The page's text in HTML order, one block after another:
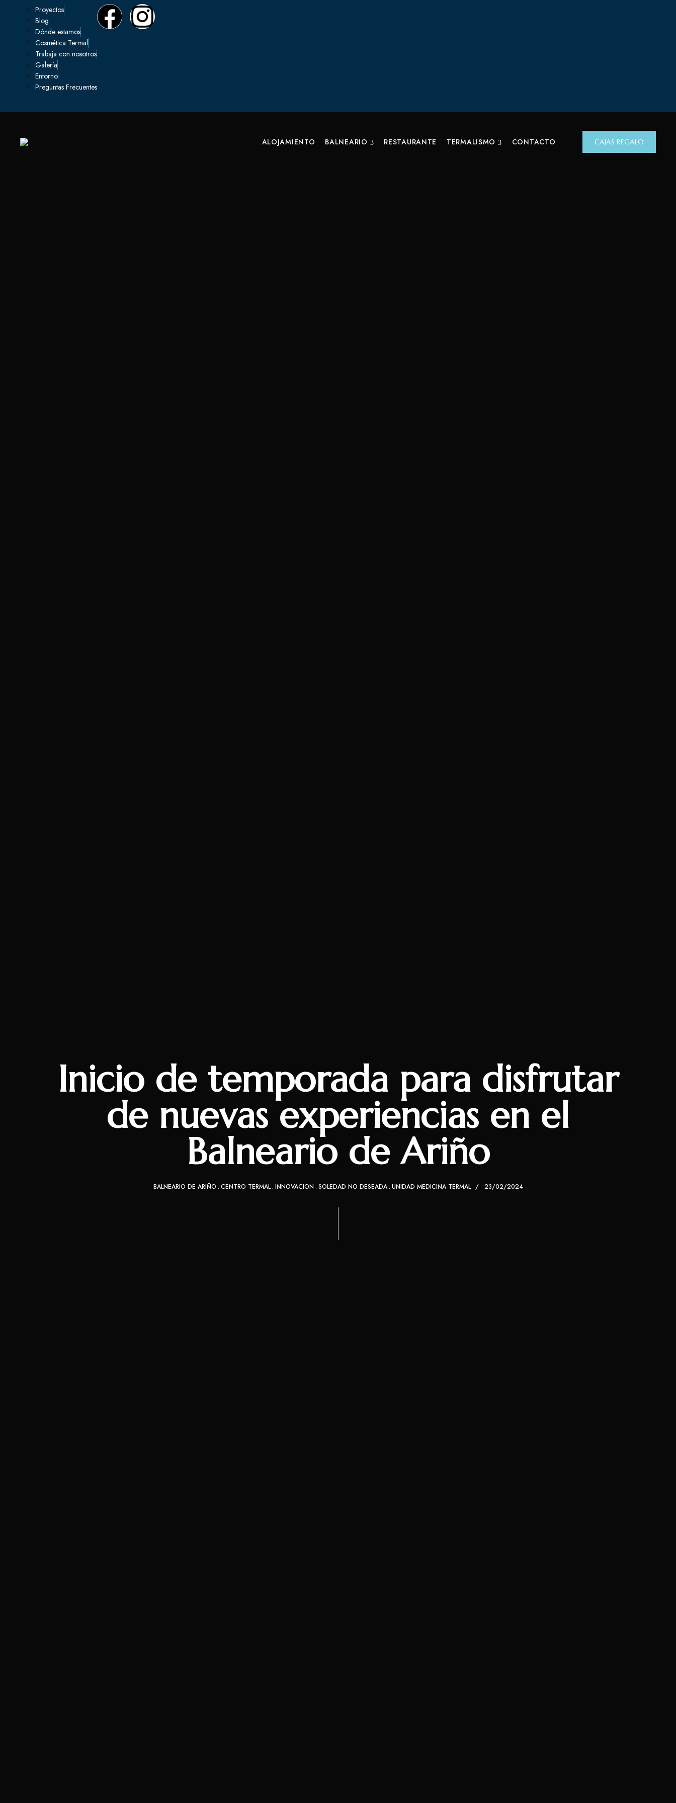
Proyectos
Blog
Dónde estamos
Cosmética Termal
Trabaja con nosotros
Galería
Entorno
Preguntas Frecuentes
ALOJAMIENTO BALNEARIO RESTAURANTE TERMALISMO CONTACTO CAJAS REGALO
Inicio de temporada para disfrutar
de nuevas experiencias en el
Balneario de Ariño
BALNEARIO DE ARIÑO CENTRO TERMAL INNOVACION SOLEDAD NO DESEADA UNIDAD MEDICINA TERMAL 23/02/2024